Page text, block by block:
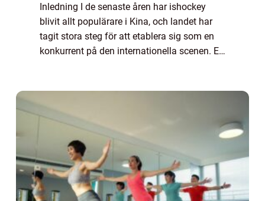
Inledning I de senaste åren har ishockey
blivit allt populärare i Kina, och landet har
tagit stora steg för att etablera sig som en
konkurrent på den internationella scenen. En